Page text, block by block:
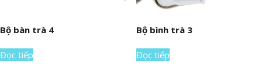
Bộ bàn trà 4
Đọc tiếp
Bộ bình trà 3
Đọc tiếp